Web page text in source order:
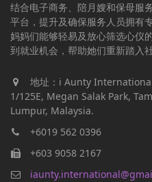
结合电子商务、陪月嫂和保母服
平台，提升及确保服务人员拥有
妈妈们能够轻易及放心筛选心仪
到就业机会，帮助她们重新踏入社
地址：i Aunty
1/125E, Megan Salak Park,
Lumpur, Malaysia.
+6019 562 0396
+603 9058 2167